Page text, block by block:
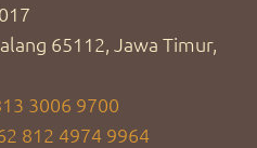
65112, Jawa Timur,
3006 9700
812 4974 9964